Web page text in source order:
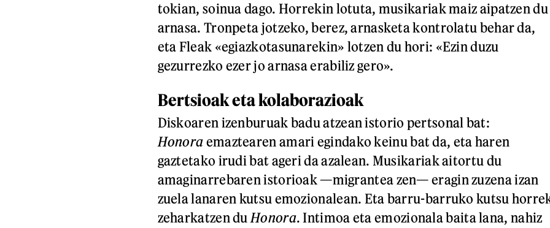
tokian, soinua dago. Horrekin lotuta, musikariak maiz aipatzen du
arnasa. Tronpeta jotzeko, berez, arnasketa kontrolatu behar da,
eta Fleak «egiazkotasunarekin» lotzen du hori: «Ezin duzu
gezurrezko ezer jo arnasa erabiliz gero».
Bertsioak eta kolaborazioak
Diskoaren izenburuak badu atzean istorio pertsonal bat:
Honora emaztearen amari egindako keinu bat da, eta haren
gaztetako irudi bat ageri da azalean. Musikariak aitortu du
amaginarrebaren istorioak —migrantea zen— eragin zuzena izan
zuela lanaren kutsu emozionalean. Eta barru-barruko kutsu
zeharkatzen du Honora. Intimoa eta emozionala baita lana, nahiz